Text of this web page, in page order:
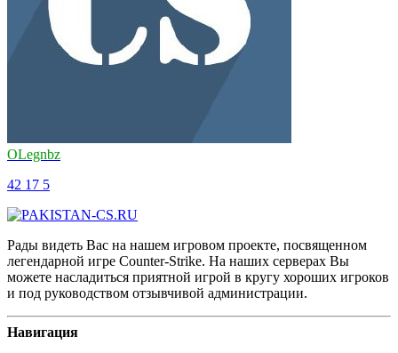
OLegnbz
42 17 5
Рады видеть Вас на нашем игровом проекте, посвященном
легендарной игре Counter-Strike. На наших серверах Вы
можете насладиться приятной игрой в кругу хороших игроков
и под руководством отзывчивой администрации.
Навигация